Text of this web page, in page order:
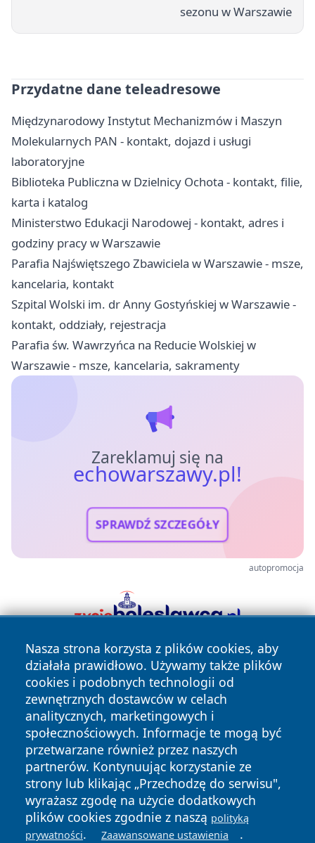
sezonu w Warszawie
Przydatne dane teleadresowe
Międzynarodowy Instytut Mechanizmów i Maszyn
Molekularnych PAN - kontakt, dojazd i usługi
laboratoryjne
Biblioteka Publiczna w Dzielnicy Ochota - kontakt, filie,
karta i katalog
Ministerstwo Edukacji Narodowej - kontakt, adres i
godziny pracy w Warszawie
Parafia Najświętszego Zbawiciela w Warszawie - msze,
kancelaria, kontakt
Szpital Wolski im. dr Anny Gostyńskiej w Warszawie -
kontakt, oddziały, rejestracja
Parafia św. Wawrzyńca na Reducie Wolskiej w
Warszawie - msze, kancelaria, sakramenty
Zareklamuj się na
echowarszawy.pl!
SPRAWDŹ SZCZEGÓŁY
autopromocja
Nasza strona korzysta z plików cookies, aby
działała prawidłowo. Używamy także plików
cookies i podobnych technologii od
zewnętrznych dostawców w celach
analitycznych, marketingowych i
społecznościowych. Informacje te mogą być
przetwarzane również przez naszych
partnerów. Kontynuując korzystanie ze
strony lub klikając „Przechodzę do serwisu",
wyrażasz zgodę na użycie dodatkowych
plików cookies zgodnie z naszą polityką
prywatności. Zaawansowane ustawienia .
Copyright © 2026 echowarszawy.pl Wszystkie prawa
zastrzeżone.
News Autorzy
Polityka
Prywatności
Polityka
Cookies